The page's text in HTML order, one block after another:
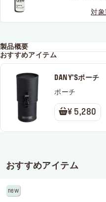
対
製品概要
おすすめアイテム
DANY'Sポーチ
ポーチ
¥ 5,280
おすすめアイテム
new